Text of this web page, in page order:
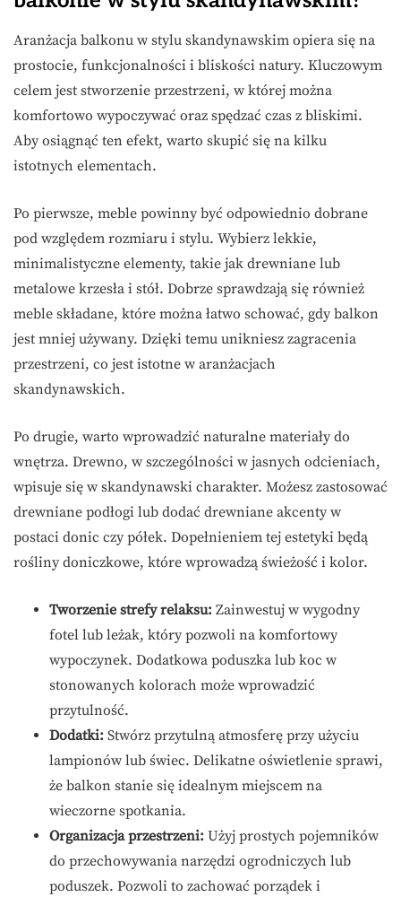
Aranżacja balkonu w stylu skandynawskim opiera się na
prostocie, funkcjonalności i bliskości natury. Kluczowym
celem jest stworzenie przestrzeni, w której można
komfortowo wypoczywać oraz spędzać czas z bliskimi.
Aby osiągnąć ten efekt, warto skupić się na kilku
istotnych elementach.
Po pierwsze, meble powinny być odpowiednio dobrane
pod względem rozmiaru i stylu. Wybierz lekkie,
minimalistyczne elementy, takie jak drewniane lub
metalowe krzesła i stół. Dobrze sprawdzają się również
meble składane, które można łatwo schować, gdy balkon
jest mniej używany. Dzięki temu unikniesz zagracenia
przestrzeni, co jest istotne w aranżacjach
skandynawskich.
Po drugie, warto wprowadzić naturalne materiały do
wnętrza. Drewno, w szczególności w jasnych odcieniach,
wpisuje się w skandynawski charakter. Możesz zastosować
drewniane podłogi lub dodać drewniane akcenty w
postaci donic czy półek. Dopełnieniem tej estetyki będą
rośliny doniczkowe, które wprowadzą świeżość i kolor.
Tworzenie strefy relaksu: Zainwestuj w wygodny
fotel lub leżak, który pozwoli na komfortowy
wypoczynek. Dodatkowa poduszka lub koc w
stonowanych kolorach może wprowadzić
przytulność.
Dodatki: Stwórz przytulną atmosferę przy użyciu
lampionów lub świec. Delikatne oświetlenie sprawi,
że balkon stanie się idealnym miejscem na
wieczorne spotkania.
Organizacja przestrzeni: Użyj prostych pojemników
do przechowywania narzędzi ogrodniczych lub
poduszek. Pozwoli to zachować porządek i